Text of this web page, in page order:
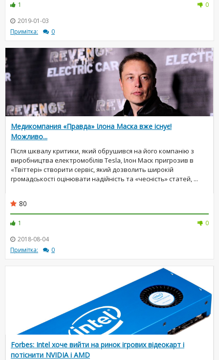
1
0
2019-01-03
Примітка:
0
Медикомпания «Правда» Ілона Маска вже існує!
Можливо...
Після шквалу критики, який обрушився на його компанію з
виробництва електромобілів Tesla, Ілон Маск пригрозив в
«Твіттері» створити сервіс, який дозволить широкій
громадськості оцінювати надійність та «чесність» статей, ...
80
1
0
2018-08-04
Примітка:
0
Forbes: Intel хоче вийти на ринок ігрових відеокарт і
потіснити NVIDIA і AMD